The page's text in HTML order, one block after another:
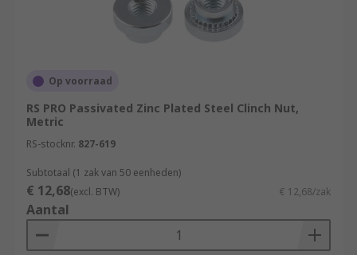
Op voorraad
RS PRO Passivated Zinc Plated Steel Clinch Nut,
Metric
RS-stocknr. 827-619
Subtotaal (1 zak van 50 eenheden)
€ 12,68(excl. BTW) € 12,68/zak
Aantal